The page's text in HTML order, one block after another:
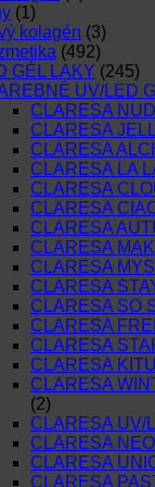
(1)
kolagén (3)
(492)
GÉL LAKY (245)
UV/LED
CLARESA
CLARESA
CLARESA
CLARESA LA
CLARESA
CLARESA
CLARESA
CLARESA
CLARESA
CLARESA
CLARESA SO
CLARESA
CLARESA
CLARESA
CLARESA
(2)
CLARESA UV/
CLARESA
CLARESA
CLARESA